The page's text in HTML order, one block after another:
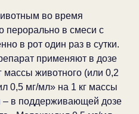
во время
перорально в смеси с
в рот один раз в сутки.
применяют в дозе
массы животного (или 0,2
0,5 мг/мл» на 1 кг массы
– в поддерживающей дозе